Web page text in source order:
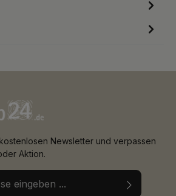
Newsletter und verpassen
Aktion.